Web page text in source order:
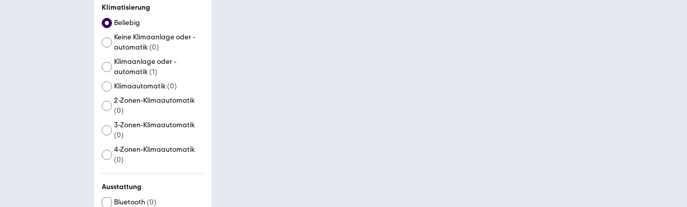
Klimatisierung
Beliebig
Keine Klimaanlage oder -
automatik(0)
Klimaanlage oder -
automatik(1)
Klimaautomatik(0)
2-Zonen-Klimaautomatik
(0)
3-Zonen-Klimaautomatik
(0)
4-Zonen-Klimaautomatik
(0)
Ausstattung
Bluetooth (0)